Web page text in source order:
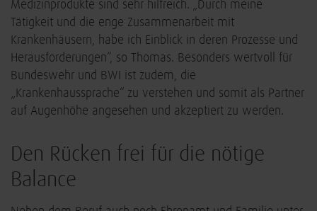
Medizinprodukte sind sehr hilfreich. „Durch meine
Tätigkeit und die enge Zusammenarbeit mit
Krankenhäusern, habe ich Einblick in deren Prozesse und
Herausforderungen“, so Thomas. Besonders wertvoll für
Bundeswehr und BWI ist zudem, die
„Krankenhaussprache“ zu verstehen und somit als Partner
auf Augenhöhe angesehen und akzeptiert zu werden.
Den Rücken frei für die nötige
Balance